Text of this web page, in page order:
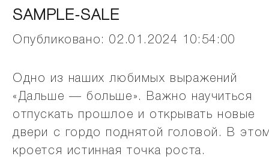
SAMPLE-SALE
Опубликовано: 02.01.2024 10:54:00
Одно из наших любимых выражений
«Дальше — больше». Важно научиться
отпускать прошлое и открывать новые
двери с гордо поднятой головой. В
кроется истинная точка роста.